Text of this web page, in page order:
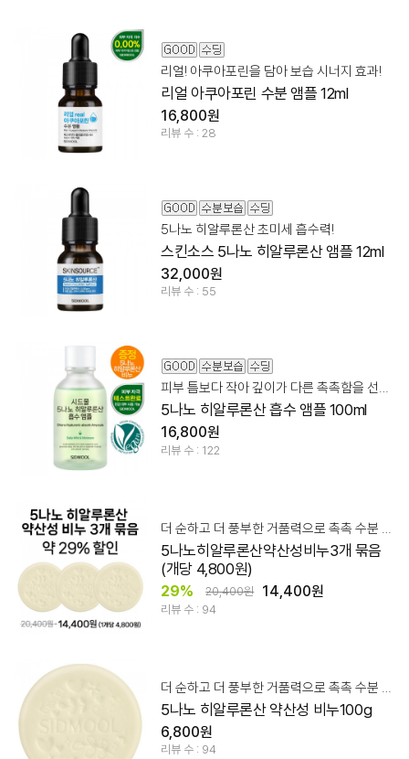
리얼! 아쿠아포린을 담아 보습 시너지 효과!
리얼 아쿠아포린 수분 앰플 12ml
16,800원
리뷰 수 : 28
5나노 히알루론산 초미세 흡수력!
스킨소스 5나노 히알루론산 앰플 12ml
32,000원
리뷰 수 : 55
피부 틈보다 작아 깊이가 다른 촉촉함을 선사하는 흡수 앰플
5나노 히알루론산 흡수 앰플 100ml
16,800원
리뷰 수 : 122
더 순하고 더 풍부한 거품력으로 촉촉 수분 영양 클렌징!
5나노히알루론산약산성비누3개 묶음
(개당 4,800원)
29% 20,400원 14,400원
리뷰 수 : 94
더 순하고 더 풍부한 거품력으로 촉촉 수분 영양 클렌징!
5나노 히알루론산 약산성 비누100g
6,800원
리뷰 수 : 94